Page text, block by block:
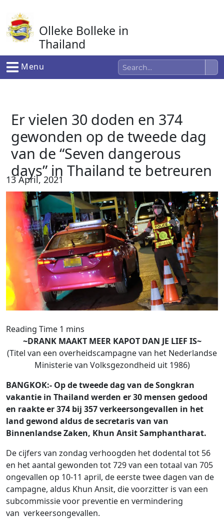
naar
de
inhoud
Olleke Bolleke in
Thailand
In Thailand
Menu
Er vielen 30 doden en 374
gewonden op de tweede dag
van de “Seven dangerous
days” in Thailand te betreuren
13 April, 2021
~DRANK MAAKT MEER KAPOT DAN JE LIEF IS~
(Titel van een overheidscampagne van het Nederlandse
Ministerie van Volksgezondheid uit 1986)
BANGKOK:- Op de tweede dag van de Songkran
vakantie in Thailand werden er 30 mensen gedood
en raakte er 374 bij 357 verkeersongevallen in het
land gewond aldus de secretaris van van
Binnenlandse Zaken, Khun Ansit Samphantharat.
De cijfers van zondag verhoogden het dodental tot 56
en het aantal gewonden tot 729 van een totaal van 705
ongevallen op 10-11 april, de eerste twee dagen van de
campagne, aldus Khun Ansit, die voorzitter is van een
subcommissie voor preventie en vermindering
van verkeersongevallen.